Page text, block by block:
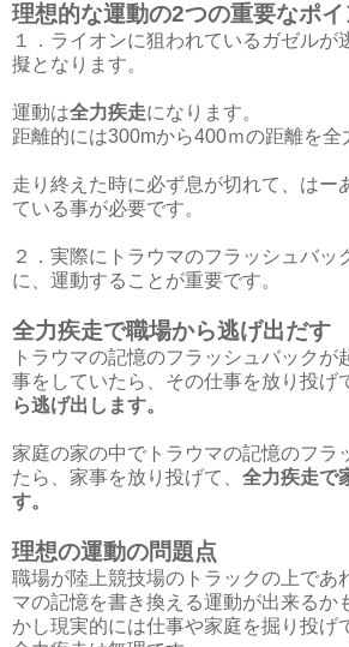
理想的な運動の2つの重要なポイ
１．ライオンに狙われているガゼルが
擬となります。
運動は全力疾走になります。
距離的には300mから400ｍの距離を全
走り終えた時に必ず息が切れて、はー
ている事が必要です。
２．実際にトラウマのフラッシュバッ
に、運動することが重要です。
全力疾走で職場から逃げ出だす
トラウマの記憶のフラッシュバックが
事をしていたら、その仕事を放り投げ
ら逃げ出します。
家庭の家の中でトラウマの記憶のフラ
たら、家事を放り投げて、 全力疾走で
す。
理想の運動の問題点
職場が陸上競技場のトラックの上であ
マの記憶を書き換える運動が出来る
かし現実的には仕事や家庭を掘り投げ